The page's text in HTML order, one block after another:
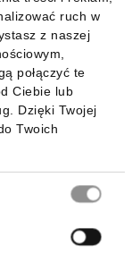
ruch w
z naszej
połączyć te
Ciebie lub
Dzięki Twojej
Twoich